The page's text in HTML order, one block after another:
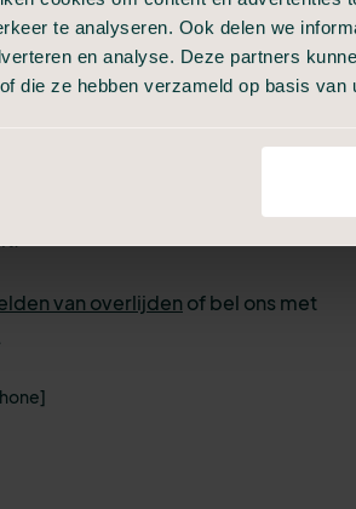
te analyseren. Ook delen we
en analyse. Deze partners
die ze hebben verzameld op basis van
persoon die is overleden.
aantal zaken met u af, zoals wat
en opbaren. Ook maken
om stap voor stap de uitvaart te
en inzicht in de
wat de keuzes zijn voor een
van overlijden of bel ons met